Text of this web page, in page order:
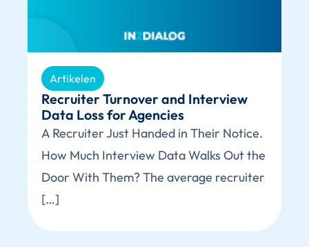
Artikelen
Recruiter Turnover and Interview
Data Loss for Agencies
A Recruiter Just Handed in Their Notice.
How Much Interview Data Walks Out the
Door With Them? The average recruiter
[…]